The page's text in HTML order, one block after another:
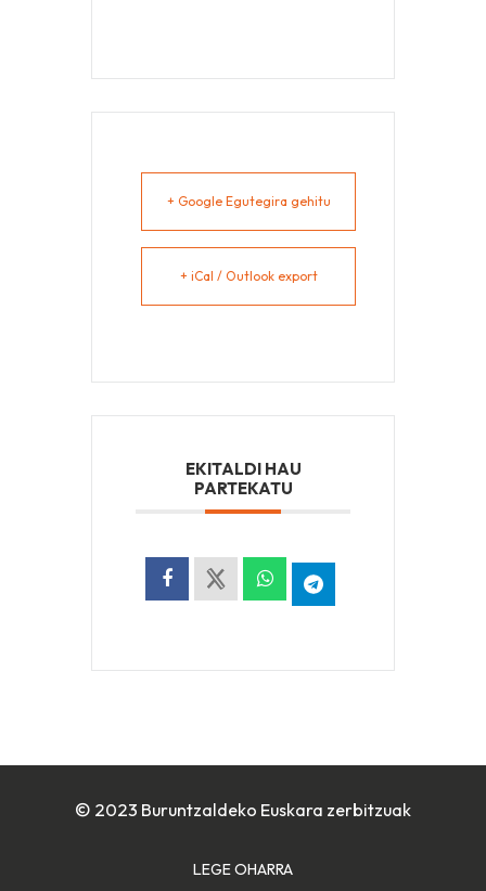
+ Google Egutegira gehitu
+ iCal / Outlook export
EKITALDI HAU
PARTEKATU
© 2023 Buruntzaldeko Euskara zerbitzuak
LEGE OHARRA